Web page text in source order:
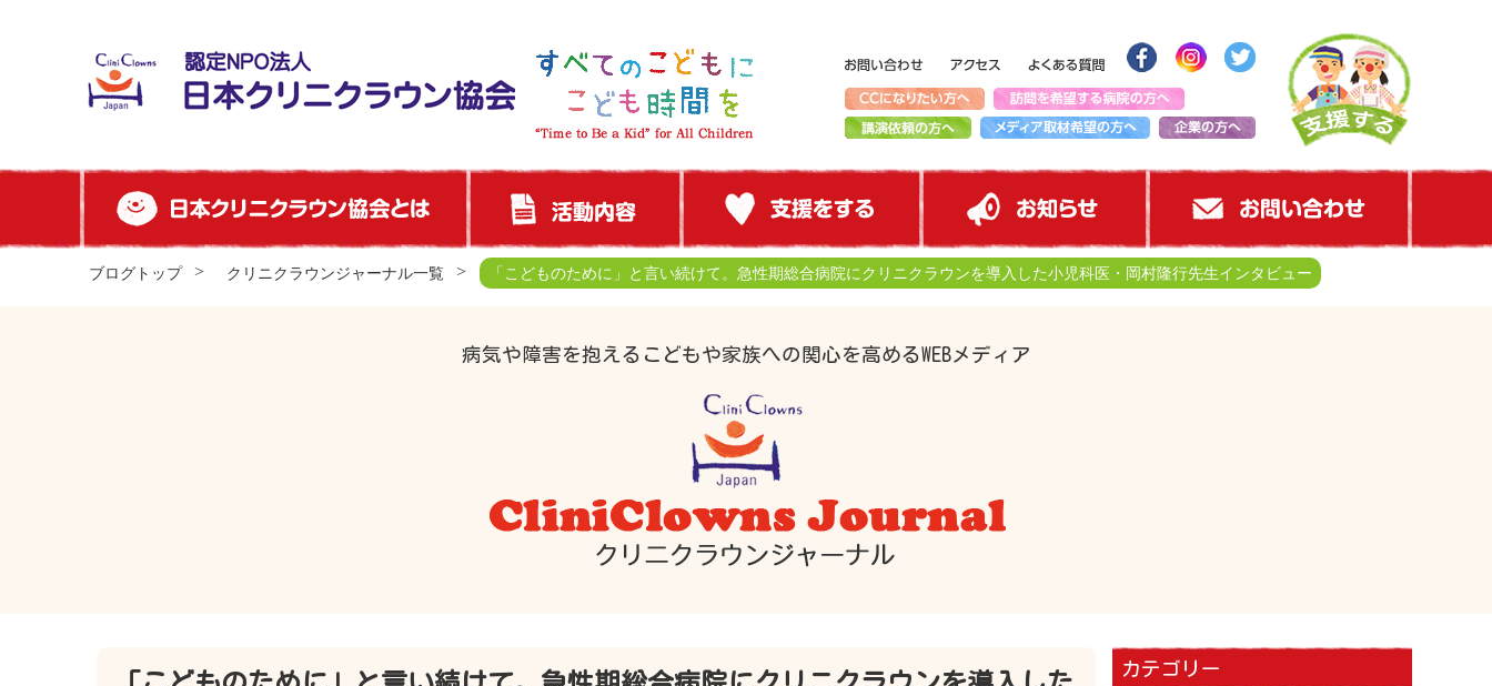
ブログトップ クリニクラウンジャーナル一覧 「こどものために」と言い続けて。急性期総合病院にクリニクラウンを導入した小児科医・岡村隆行先生インタビュー
病気や障害を抱えるこどもや家族への関心を高めるWEBメディア
カテゴリー